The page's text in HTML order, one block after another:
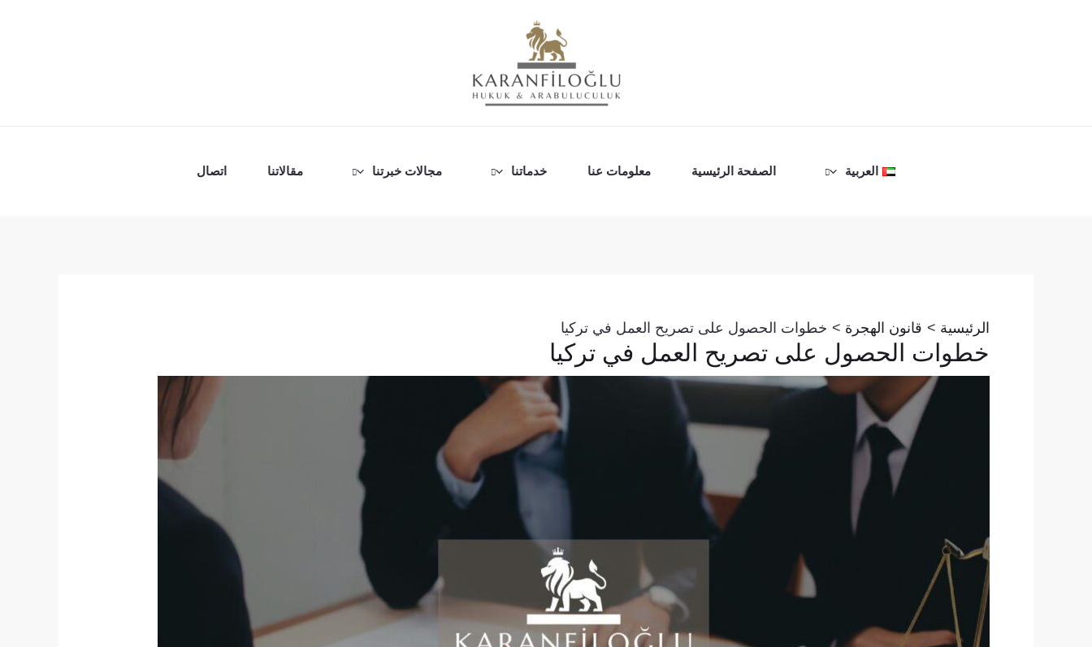
العربية الصفحة الرئيسية معلومات عنا خدماتنا مجالات خبرتنا مقالاتنا اتصال
الرئيسية قانون الهجرة خطوات الحصول على تصريح العمل في تركيا
خطوات الحصول على تصريح العمل في تركيا